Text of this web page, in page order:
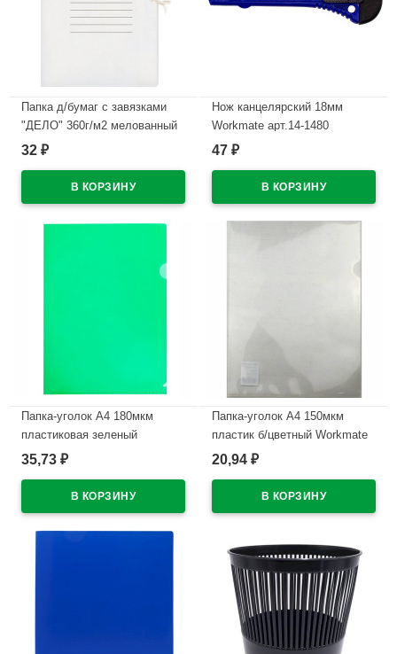
Папка д/бумаг с завязками
"ДЕЛО" 360г/м2 мелованный
картон арт.15-5764 (Ст.150)
32 ₽
Нож канцелярский 18мм
Workmate арт.14-1480
В наличии
47 ₽
Папка-уголок А4 180мкм
пластиковая зеленый
В наличии
35,73 ₽
Папка-уголок А4 150мкм
пластик б/цветный Workmate
арт.15-8826 (Ст.600)
20,94 ₽